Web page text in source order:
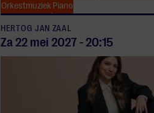
Orkestmuziek Piano
HERTOG JAN ZAAL
Za 22 mei 2027 -20:15